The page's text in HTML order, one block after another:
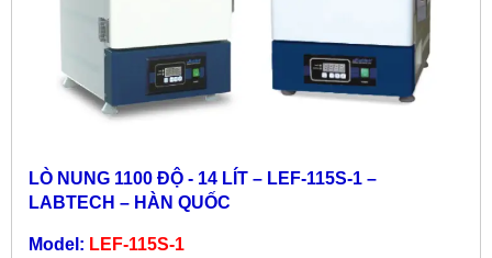
LÒ NUNG 1100 ĐỘ - 14 LÍT – LEF-115S-1 –
LABTECH – HÀN QUỐC
Model: LEF-115S-1